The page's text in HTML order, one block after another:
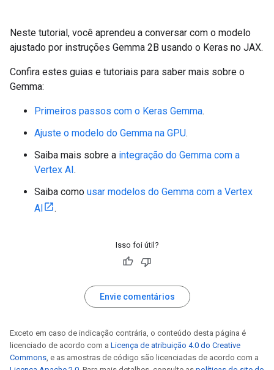
```
1. **Initialization:**
- `primes[0] = primes[1] = False`: Sets 0 and
2. **Iteration:**
   - `if primes[i]:`: If `i` is marked as prime:
- `for j in range(i * i, n + 1, i):`: Marks
3. **Result:**
- `return [i for i, is_prime in
Let me know if you'd like a more detailed
<end_of_turn><start_of_turn>user
Thank you, it works! Can you explain the code in
Bien sûr ! Voici une explication du code en
def sieve_of_eratosthenes(n):
"""Retourne une liste de nombres premiers
  primes = [True] * (n + 1)
  primes[0] = primes[1] = False
Neste tutorial, você aprendeu a conversar com o modelo
ajustado por instruções Gemma 2B usando o Keras no JAX.
Confira estes guias e tutoriais para saber mais sobre o
Gemma:
Primeiros passos com o Keras Gemma.
Ajuste o modelo do Gemma na GPU.
Saiba mais sobre a integração do Gemma com a
Vertex AI.
Saiba como usar modelos do Gemma com a Vertex
AI
.
Isso foi útil?
Envie comentários
Exceto em caso de indicação contrária, o conteúdo desta página é
licenciado de acordo com a Licença de atribuição 4.0 do Creative
Commons, e as amostras de código são licenciadas de acordo com a